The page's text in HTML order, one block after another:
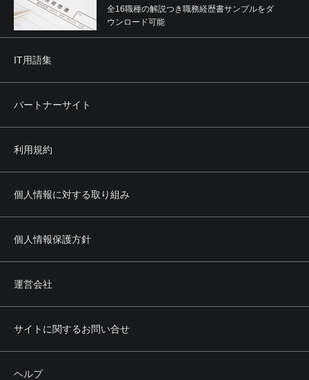
全16職種の解説つき職務経歴書サンプルをダ
ウンロード可能
IT用語集
パートナーサイト
利用規約
個人情報に対する取り組み
個人情報保護方針
運営会社
サイトに関するお問い合せ
ヘルプ